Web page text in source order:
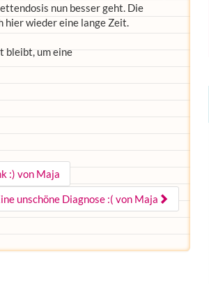
nun besser geht. Die
hier wieder eine lange Zeit.
bleibt, um eine
:) von Maja
unschöne Diagnose :( von Maja